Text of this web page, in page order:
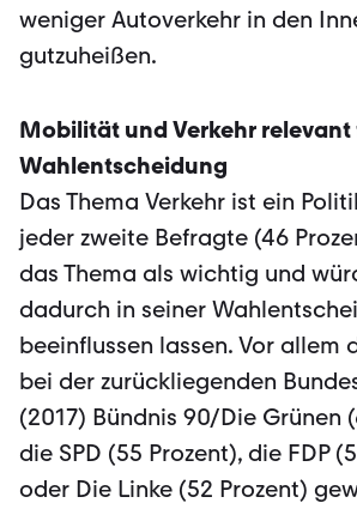
weniger Autoverkehr in den
gutzuheißen.
Mobilität und Verkehr relevant
Wahlentscheidung
Das Thema Verkehr ist ein
jeder zweite Befragte (46
das Thema als wichtig und
dadurch in seiner
beeinflussen lassen. Vor allem
bei der zurückliegenden
(2017) Bündnis 90/Die Grünen
die SPD (55 Prozent), die FDP
oder Die Linke (52 Prozent)